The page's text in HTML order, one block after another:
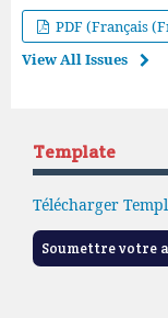
PDF (Français
View All Issues
Template
Télécharger
Soumettre votre